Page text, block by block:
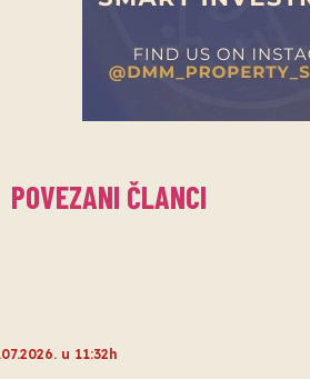
POVEZANI ČLANCI
u 11:32h